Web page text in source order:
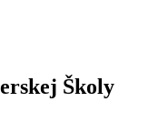
Školy